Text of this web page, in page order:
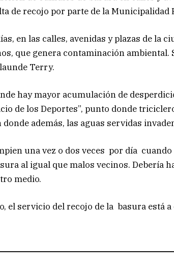
de recojo por parte de la Municipalidad
en las calles, avenidas y plazas de la
que genera contaminación ambiental.
Terry.
hay mayor acumulación de
de los Deportes”, punto donde
además, las aguas servidas
una vez o dos veces por día
al igual que malos vecinos. Debería
medio.
el servicio del recojo de la basura está